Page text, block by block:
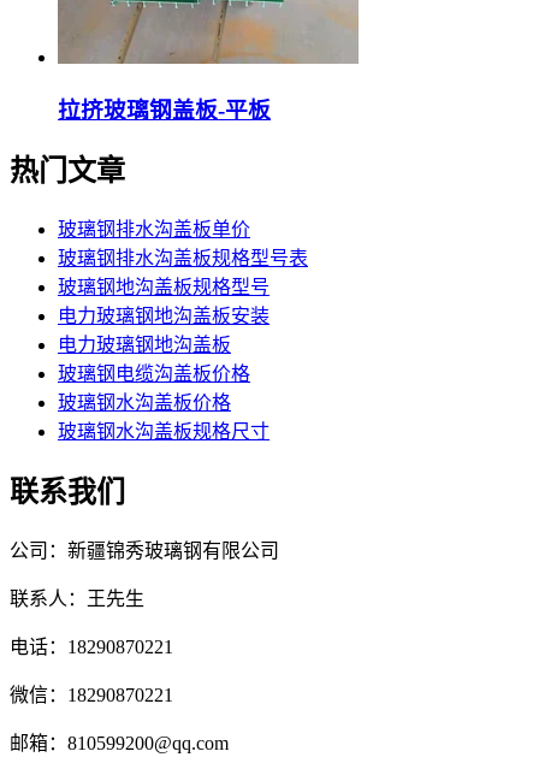
拉挤玻璃钢盖板-平板
热门文章
玻璃钢排水沟盖板单价
玻璃钢排水沟盖板规格型号表
玻璃钢地沟盖板规格型号
电力玻璃钢地沟盖板安装
电力玻璃钢地沟盖板
玻璃钢电缆沟盖板价格
玻璃钢水沟盖板价格
玻璃钢水沟盖板规格尺寸
联系我们
公司：新疆锦秀玻璃钢有限公司
联系人：王先生
电话：18290870221
微信：18290870221
邮箱：810599200@qq.com